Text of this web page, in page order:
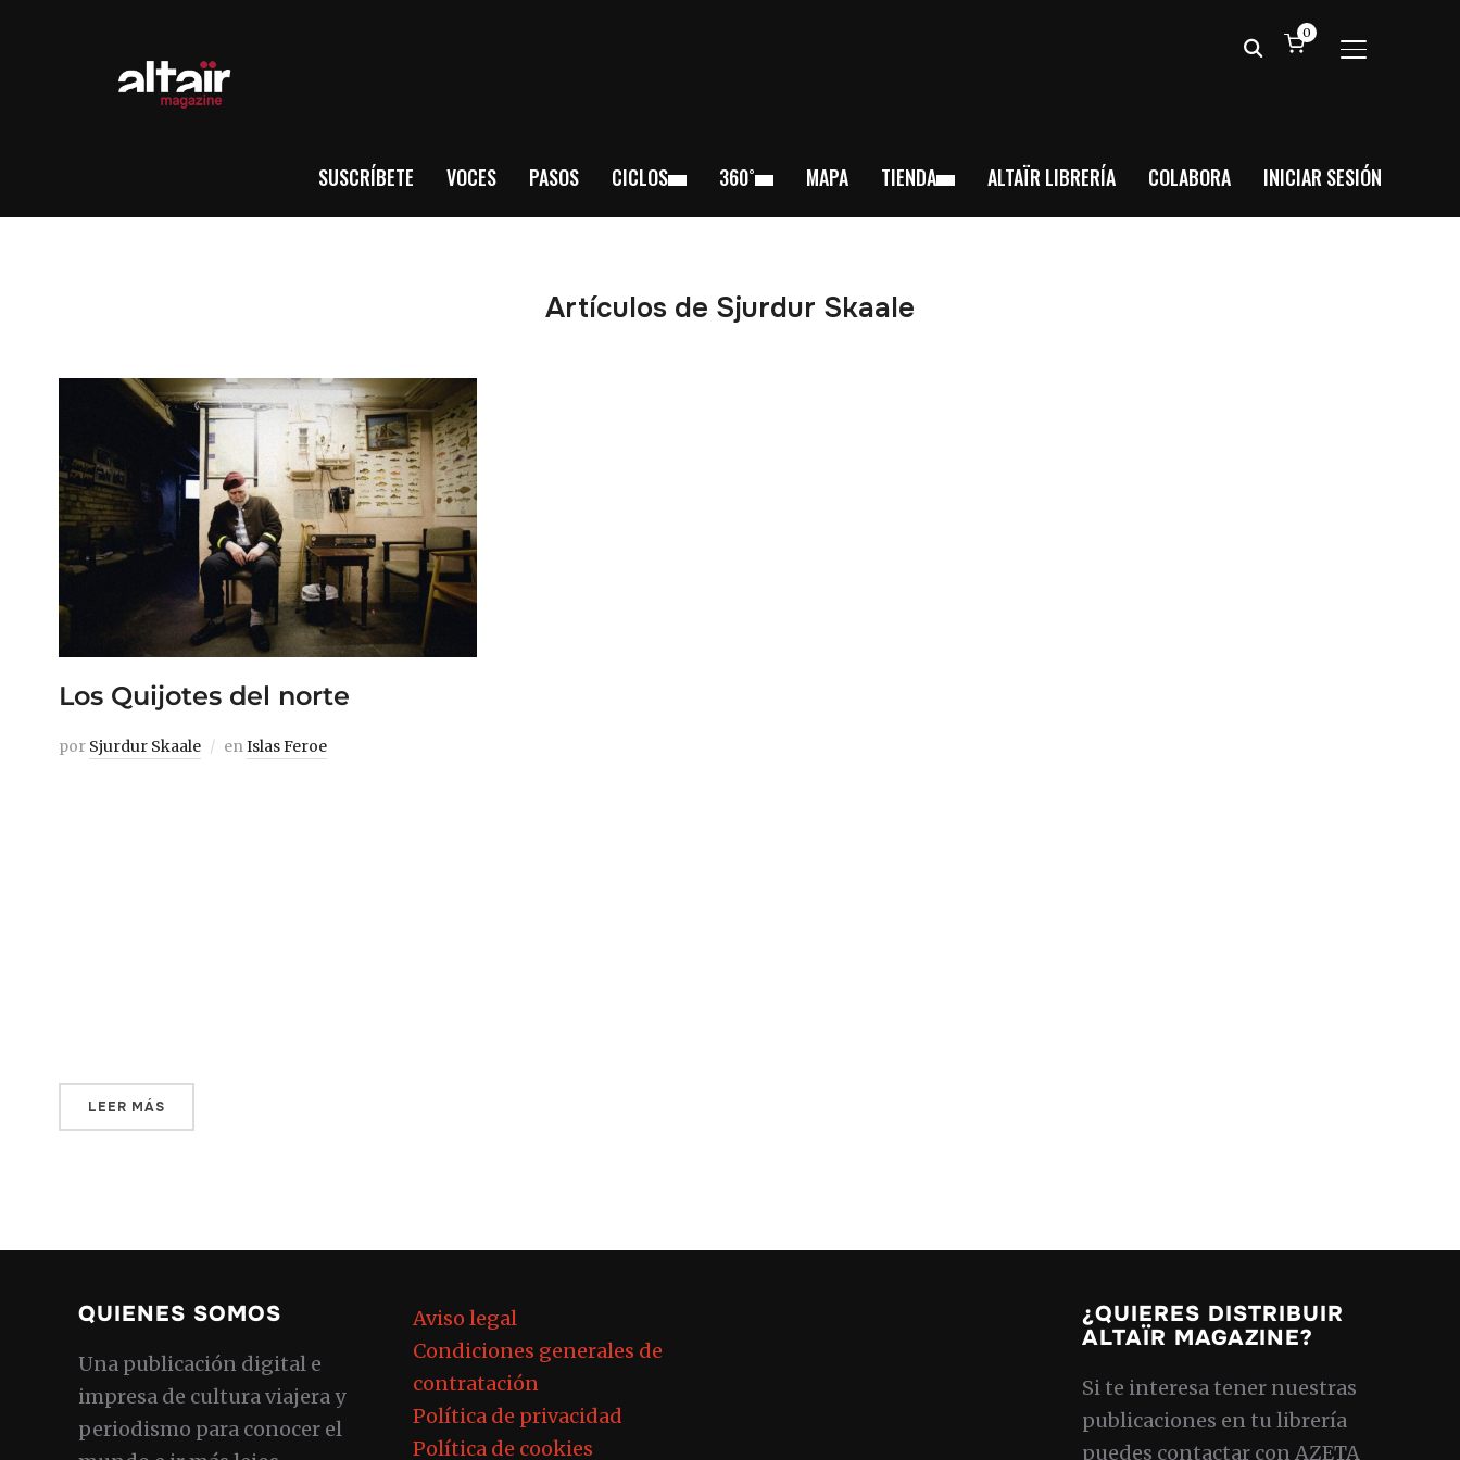
ALTERNAR
0
SUSCRÍBETE VOCES PASOS CICLOS 360˚ MAPA TIENDA ALTAÏR LIBRERÍA COLABORA INICIAR SESIÓN
Artículos de Sjurdur Skaale
Los Quijotes del norte
por Sjurdur Skaale enIslas Feroe
LEER MÁS
QUIENES SOMOS
Una publicación digital e
impresa de cultura viajera y
periodismo para conocer el
Aviso legal
Condiciones generales de
contratación
Política de privacidad
Política de cookies
¿QUIERES DISTRIBUIR
ALTAÏR MAGAZINE?
Si te interesa tener nuestras
publicaciones en tu librería
puedes contactar con AZETA